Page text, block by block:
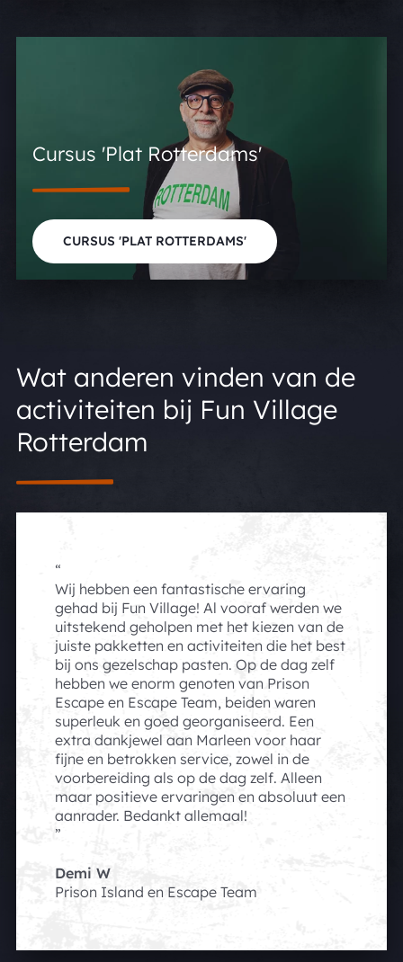
Cursus 'Plat Rotterdams'
CURSUS 'PLAT ROTTERDAMS'
Wat anderen vinden van de
activiteiten bij Fun Village
Rotterdam
Wij hebben een fantastische ervaring
gehad bij Fun Village! Al vooraf werden we
uitstekend geholpen met het kiezen van de
juiste pakketten en activiteiten die het best
bij ons gezelschap pasten. Op de dag zelf
hebben we enorm genoten van Prison
Escape en Escape Team, beiden waren
superleuk en goed georganiseerd. Een
extra dankjewel aan Marleen voor haar
fijne en betrokken service, zowel in de
voorbereiding als op de dag zelf. Alleen
maar positieve ervaringen en absoluut een
aanrader. Bedankt allemaal!
Demi W
Prison Island en Escape Team